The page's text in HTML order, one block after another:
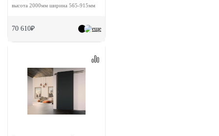
еще
высота 2000мм ширина 565-915мм
70 610₽